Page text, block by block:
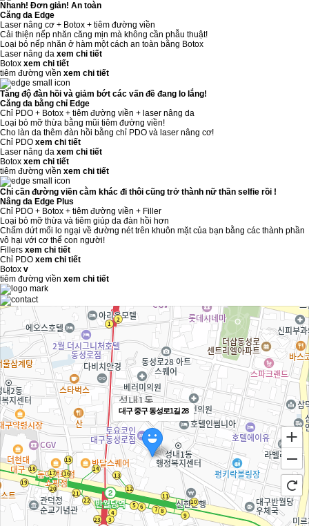
Nhanh! Đơn giản! An toàn
Căng da Edge
Laser nâng cơ + Botox + tiêm đường viền
Cải thiện nếp nhăn căng mịn mà không cần phẫu thuật!
Loại bỏ nếp nhăn ở hàm một cách an toàn bằng Botox
Laser nâng da xem chi tiết
Botox xem chi tiết
tiêm đường viền xem chi tiết
Tăng độ đàn hồi và giảm bớt các vấn đề đang lo lắng!
Căng da bằng chỉ Edge
Chỉ PDO + Botox + tiêm đường viền + laser nâng da
Loại bỏ mỡ thừa bằng mũi tiêm đường viền!
Cho làn da thêm đàn hồi bằng chỉ PDO và laser nâng cơ!
Chỉ PDO xem chi tiết
Laser nâng da xem chi tiết
Botox xem chi tiết
tiêm đường viền xem chi tiết
Chỉ cần đường viền cằm khác đi thôi cũng trở thành nữ thần selfie rồi !
Nâng da Edge Plus
Chỉ PDO + Botox + tiêm đường viền + Filler
Loại bỏ mỡ thừa và tiêm giúp da đàn hồi hơn
Chấm dứt mối lo ngại về đường nét trên khuôn mặt của bạn bằng các thành phần
vô hại với cơ thể con người!
Fillers xem chi tiết
Chỉ PDO xem chi tiết
Botox v
tiêm đường viền xem chi tiết
대구 중구 동성로1길 28